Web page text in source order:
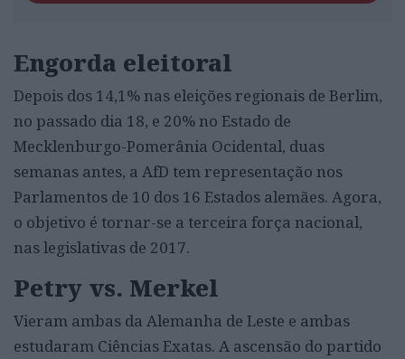
Engorda eleitoral
Depois dos 14,1% nas eleições regionais de Berlim,
no passado dia 18, e 20% no Estado de
Mecklenburgo-Pomerânia Ocidental, duas
semanas antes, a AfD tem representação nos
Parlamentos de 10 dos 16 Estados alemães. Agora,
o objetivo é tornar-se a terceira força nacional,
nas legislativas de 2017.
Petry vs. Merkel
Vieram ambas da Alemanha de Leste e ambas
estudaram Ciências Exatas. A ascensão do partido